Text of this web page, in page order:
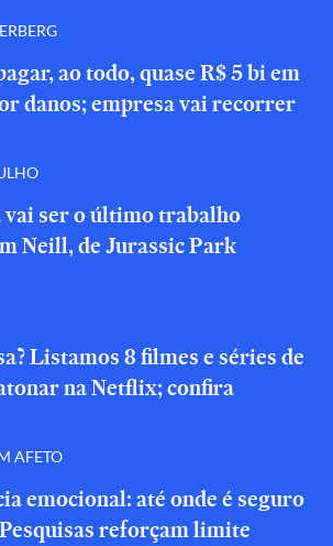
ao todo, quase R$ 5 bi em
danos; empresa vai recorrer
ser o último trabalho
Neill, de Jurassic Park
Listamos 8 filmes e séries de
na Netflix; confira
AFETO
emocional: até onde é seguro
reforçam limite